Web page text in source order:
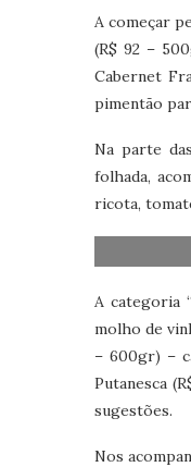
A começar
(R$ 92 –
Cabernet
pimentão
Na parte
folhada,
ricota,
A categoria
molho de
– 600gr) –
Putanesca
sugestões.
Nos